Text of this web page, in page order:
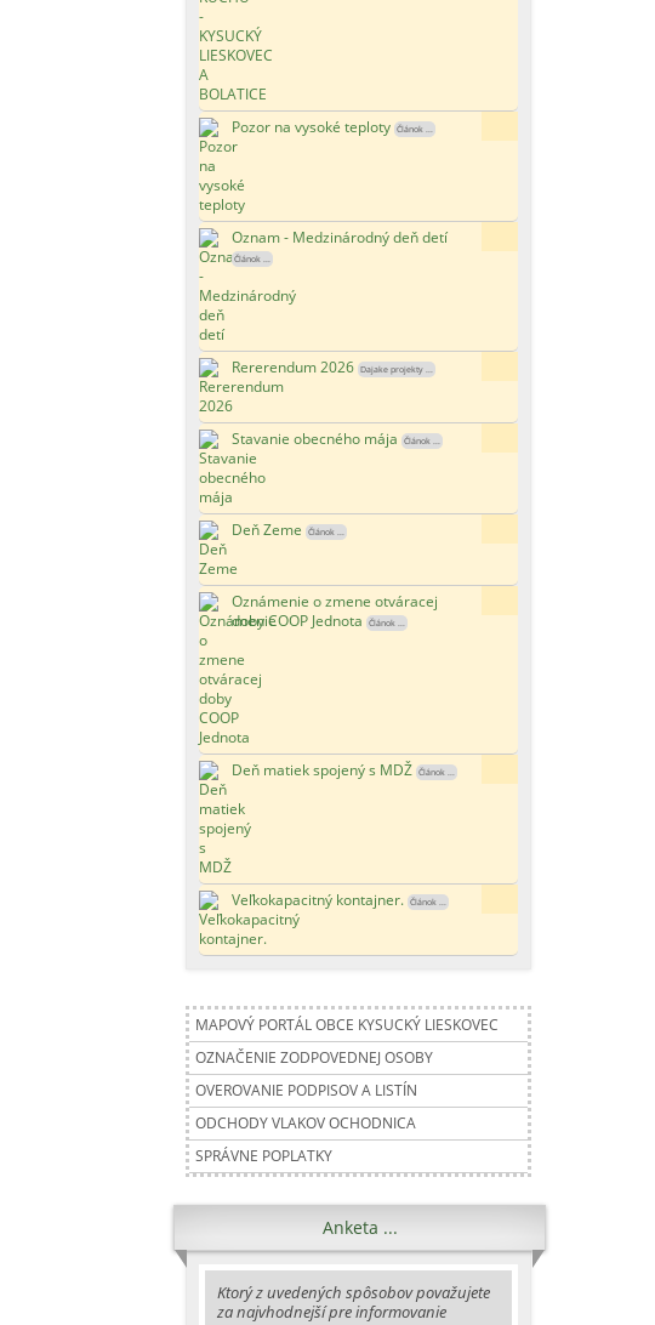
Pozor na vysoké teploty Článok ...
Oznam - Medzinárodný deň detí
Článok ...
Rererendum 2026 Dajake projekty ...
Stavanie obecného mája Článok ...
Deň Zeme Článok ...
Oznámenie o zmene otváracej
doby COOP Jednota
Článok ...
Deň matiek spojený s MDŽ Článok ...
Veľkokapacitný kontajner. Článok ...
MAPOVÝ PORTÁL OBCE KYSUCKÝ LIESKOVEC
OZNAČENIE ZODPOVEDNEJ OSOBY
OVEROVANIE PODPISOV A LISTÍN
ODCHODY VLAKOV OCHODNICA
SPRÁVNE POPLATKY
Anketa ...
Ktorý z uvedených spôsobov považujete
za najvhodnejší pre informovanie